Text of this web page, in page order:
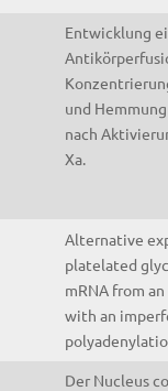
Entwicklung
und
nach
Xa.
Alternative
platelated
mRNA from
with an
Der Nucleus